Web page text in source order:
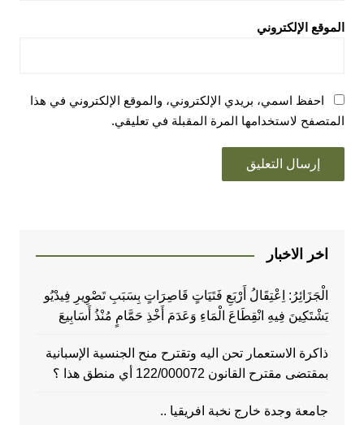
الموقع الإلكتروني
احفظ اسمي، بريدي الإلكتروني، والموقع الإلكتروني في هذا
المتصفح لاستخدامها المرة المقبلة في تعليقي.
اخر الاخبار
الْجَزَائِرُ: اِعْتِقَالُ أَرْبَعِ فَتَيَاتٍ قَاصِرَاتٍ بِسَبَبِ تَصْوِيرِ فِيدْيُو
يَشْتَكِينَ فِيهِ انْقِطَاعَ الْمَاءِ وَعَدَمَ أَخْذِ حَمَّامٍ مُنْذُ أَسَابِيعَ
ذاكرة الاستعمار تحن اليه وتقترح منح الجنسية الإسبانية
بمقتضى مقترح القانون 122/000072 أي منطق هذا ؟
جامعة وجدة خارج نخبة افريقيا ..